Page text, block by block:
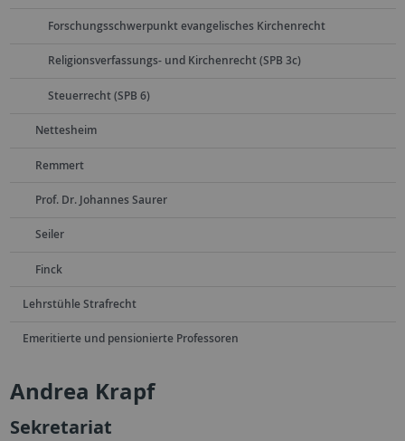
Forschungsschwerpunkt evangelisches Kirchenrecht
Religionsverfassungs- und Kirchenrecht (SPB 3c)
Steuerrecht (SPB 6)
Nettesheim
Remmert
Prof. Dr. Johannes Saurer
Seiler
Finck
Lehrstühle Strafrecht
Emeritierte und pensionierte Professoren
Andrea Krapf
Sekretariat